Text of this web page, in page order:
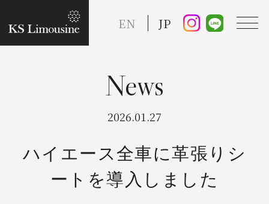
EN JP
Taxi Service
ハイエース全車に革張りシ
ートを導入しました
2026.01.27